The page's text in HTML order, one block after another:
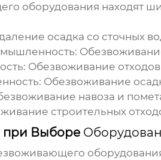
оборудования находят
осадка со сточных
Обезвоживание
Обезвоживание
навоза и
строительных
при Выборе